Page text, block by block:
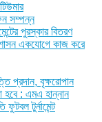
সম্পন্ন
পুরস্কার বিতরণ
একযোগে কাজ করে
প্রদান, বৃক্ষরোপান
হবে : এমএ হান্নান
টুর্নামেন্ট